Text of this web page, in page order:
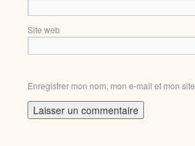
Site web
Enregistrer mon nom, mon e-mail et mon